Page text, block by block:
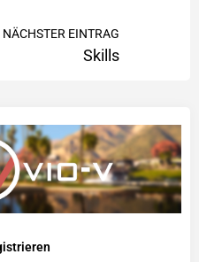
NÄCHSTER EINTRAG
Skills